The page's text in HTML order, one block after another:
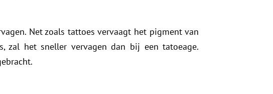
Net zoals tattoes vervaagt het pigment van
zal het sneller vervagen dan bij een tatoeage.